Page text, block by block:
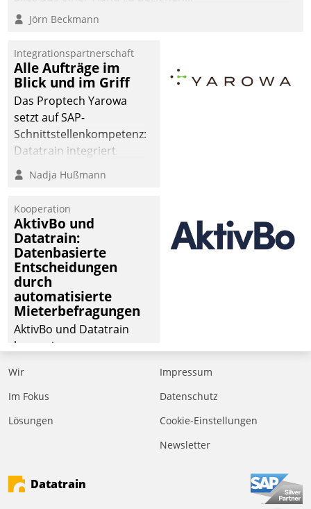
Jörn Beckmann
Integrationspartnerschaft
Alle Aufträge im
Blick und im Griff
Das Proptech Yarowa
setzt auf SAP-
Schnittstellenkompetenz:
Datatrain integriert
Yarowas Portal zur
Vergabe und Verwaltung
operativen
Instandhaltung in die
SAP-Systemlandschaft
deutscher
Wohnungsunternehmen
– und beschleunigt damit
den Weg vom
Mieteranliegen zum
Dienstleisterauftrag.
Nadja Hußmann
Kooperation
AktivBo und
Datatrain:
Datenbasierte
Entscheidungen
durch
automatisierte
Mieterbefragungen
AktivBo und Datatrain
kooperieren –
profitieren: Die nahtlose
Integration der Lösungen
Datatrain ermöglicht
Mieterbefragungen – eine
starke Grundlage für
Wir
Im Fokus
Lösungen
Impressum
Datenschutz
Cookie-Einstellungen
Newsletter
Datatrain